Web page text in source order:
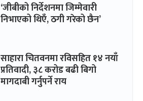
‘जीबीको निर्देशनमा जिम्मेवारी
निभाएको थिएँ, ठगी गरेको छैन’
साहारा चितवनमा रविसहित १४ नयाँ
प्रतिवादी, ३८ करोड बढी बिगो
मागदाबी गर्नुपर्ने राय